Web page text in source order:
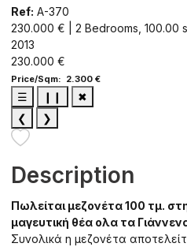
Ref: A-370
230.000 € | 2 Bedrooms, 100.00
2013
230.000 €
Price/Sqm: 2.300 €
☰ ❙❙
✖
❮
❯
Description
Πωλείται μεζονέτα 100 τμ.
μαγευτική θέα ολα τα
Συνολικά η μεζονέτα